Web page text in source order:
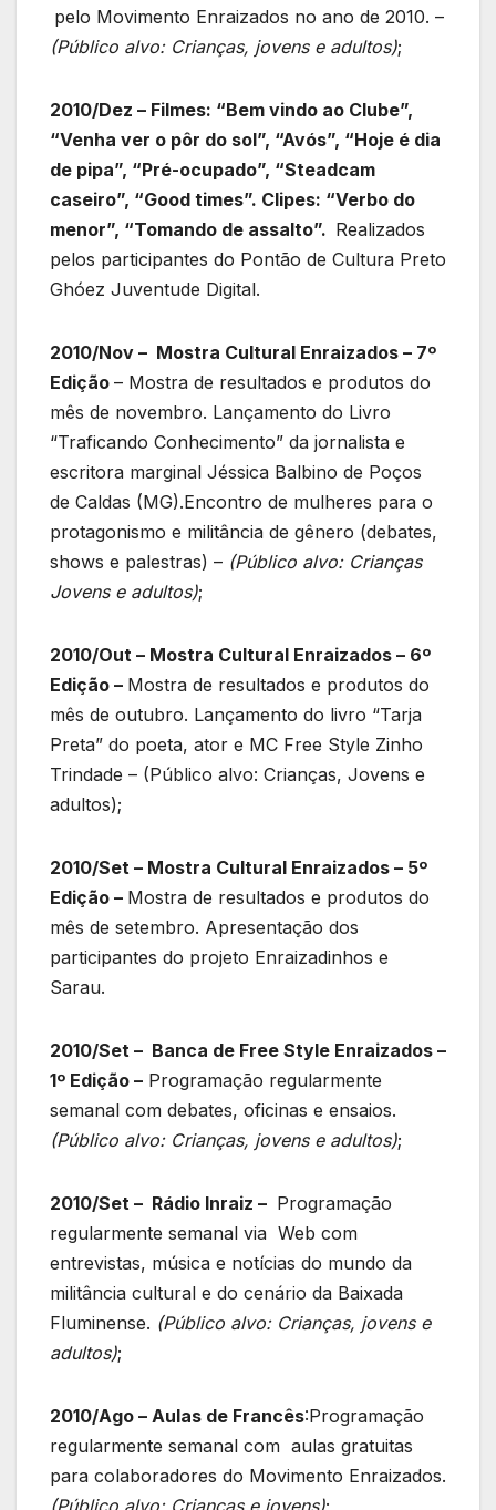
pelo Movimento Enraizados no ano de 2010. –
(Público alvo: Crianças, jovens e adultos);
2010/Dez – Filmes: “Bem vindo ao Clube”,
“Venha ver o pôr do sol”, “Avós”, “Hoje é dia
de pipa”, “Pré-ocupado”, “Steadcam
caseiro”, “Good times”. Clipes: “Verbo do
menor”, “Tomando de assalto”. Realizados
pelos participantes do Pontão de Cultura Preto
Ghóez Juventude Digital.
2010/Nov – Mostra Cultural Enraizados – 7º
Edição – Mostra de resultados e produtos do
mês de novembro. Lançamento do Livro
“Traficando Conhecimento” da jornalista e
escritora marginal Jéssica Balbino de Poços
de Caldas (MG).Encontro de mulheres para o
protagonismo e militância de gênero (debates,
shows e palestras) – (Público alvo: Crianças
Jovens e adultos);
2010/Out – Mostra Cultural Enraizados – 6º
Edição – Mostra de resultados e produtos do
mês de outubro. Lançamento do livro “Tarja
Preta” do poeta, ator e MC Free Style Zinho
Trindade – (Público alvo: Crianças, Jovens e
adultos);
2010/Set – Mostra Cultural Enraizados – 5º
Edição – Mostra de resultados e produtos do
mês de setembro. Apresentação dos
participantes do projeto Enraizadinhos e
Sarau.
2010/Set – Banca de Free Style Enraizados –
1º Edição – Programação regularmente
semanal com debates, oficinas e ensaios.
(Público alvo: Crianças, jovens e adultos);
2010/Set – Rádio Inraiz – Programação
regularmente semanal via Web com
entrevistas, música e notícias do mundo da
militância cultural e do cenário da Baixada
Fluminense. (Público alvo: Crianças, jovens e
adultos);
2010/Ago – Aulas de Francês:Programação
regularmente semanal com aulas gratuitas
para colaboradores do Movimento Enraizados.